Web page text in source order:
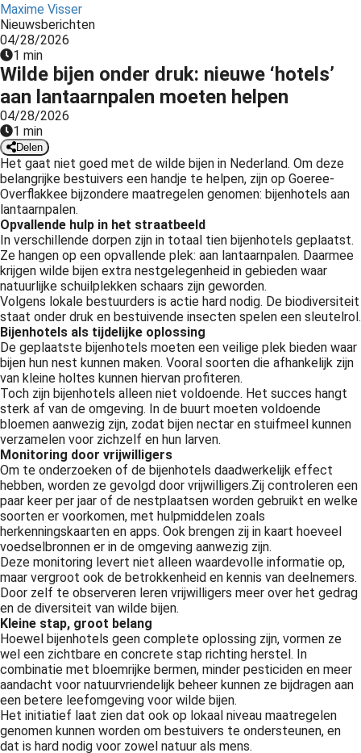
Maxime Visser
Nieuwsberichten
04/28/2026
1 min
Wilde bijen onder druk: nieuwe ‘hotels’
aan lantaarnpalen moeten helpen
04/28/2026
1 min
Delen
Het gaat niet goed met de wilde bijen in Nederland. Om deze
belangrijke bestuivers een handje te helpen, zijn op Goeree-
Overflakkee bijzondere maatregelen genomen: bijenhotels aan
lantaarnpalen.
Opvallende hulp in het straatbeeld
In verschillende dorpen zijn in totaal tien bijenhotels geplaatst.
Ze hangen op een opvallende plek: aan lantaarnpalen. Daarmee
krijgen wilde bijen extra nestgelegenheid in gebieden waar
natuurlijke schuilplekken schaars zijn geworden.
Volgens lokale bestuurders is actie hard nodig. De biodiversiteit
staat onder druk en bestuivende insecten spelen een sleutelrol.
Bijenhotels als tijdelijke oplossing
De geplaatste bijenhotels moeten een veilige plek bieden waar
bijen hun nest kunnen maken. Vooral soorten die afhankelijk zijn
van kleine holtes kunnen hiervan profiteren.
Toch zijn bijenhotels alleen niet voldoende. Het succes hangt
sterk af van de omgeving. In de buurt moeten voldoende
bloemen aanwezig zijn, zodat bijen nectar en stuifmeel kunnen
verzamelen voor zichzelf en hun larven.
Monitoring door vrijwilligers
Om te onderzoeken of de bijenhotels daadwerkelijk effect
hebben, worden ze gevolgd door vrijwilligers.Zij controleren een
paar keer per jaar of de nestplaatsen worden gebruikt en welke
soorten er voorkomen, met hulpmiddelen zoals
herkenningskaarten en apps. Ook brengen zij in kaart hoeveel
voedselbronnen er in de omgeving aanwezig zijn.
Deze monitoring levert niet alleen waardevolle informatie op,
maar vergroot ook de betrokkenheid en kennis van deelnemers.
Door zelf te observeren leren vrijwilligers meer over het gedrag
en de diversiteit van wilde bijen.
Kleine stap, groot belang
Hoewel bijenhotels geen complete oplossing zijn, vormen ze
wel een zichtbare en concrete stap richting herstel. In
combinatie met bloemrijke bermen, minder pesticiden en meer
aandacht voor natuurvriendelijk beheer kunnen ze bijdragen aan
een betere leefomgeving voor wilde bijen.
Het initiatief laat zien dat ook op lokaal niveau maatregelen
genomen kunnen worden om bestuivers te ondersteunen, en
dat is hard nodig voor zowel natuur als mens.